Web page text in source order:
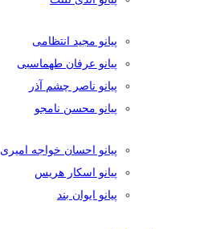
پیانو مجید انتظامی
پیانو عرفان طهماسبی
پیانو ناصر چشم آذر
پیانو محسن نامجو
پیانو احسان خواجه امیری
پیانو اسکار هریس
پیانو ایوان بند